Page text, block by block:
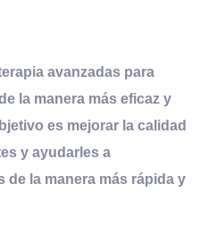
avanzadas para
la manera más eficaz y
es mejorar la calidad
y ayudarles a
de la manera más rápida y